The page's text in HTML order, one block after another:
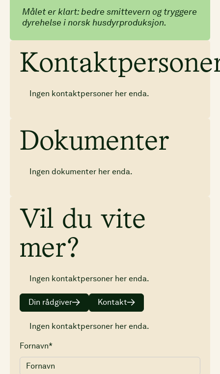
Målet er klart: bedre smittevern og tryggere
dyrehelse i norsk husdyrproduksjon.
Ingen kontaktpersoner her enda.
Dokumenter
Ingen dokumenter her enda.
Vil du vite
mer?
Ingen kontaktpersoner her enda.
Din rådgiver Kontakt
Ingen kontaktpersoner her enda.
Fornavn*